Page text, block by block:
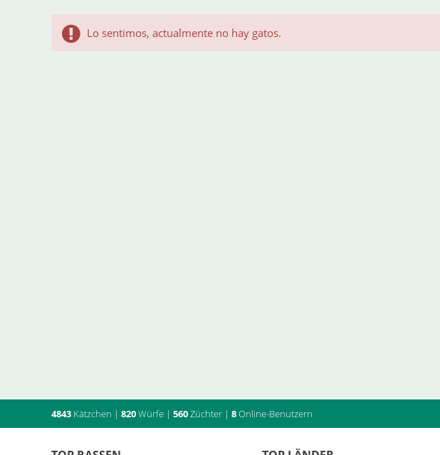
Lo sentimos, actualmente no hay gatos.
4843 Kätzchen | 820Würfe | 560Züchter | 8Online-Benutzern